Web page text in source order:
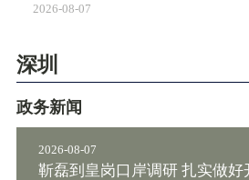
2026-08-07
深圳
政务新闻
靳磊到皇岗口岸调研 扎实做好
2026-08-07